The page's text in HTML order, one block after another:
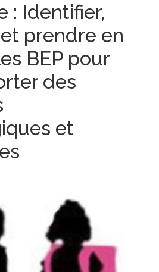
: Identifier,
prendre en
BEP pour
des
et